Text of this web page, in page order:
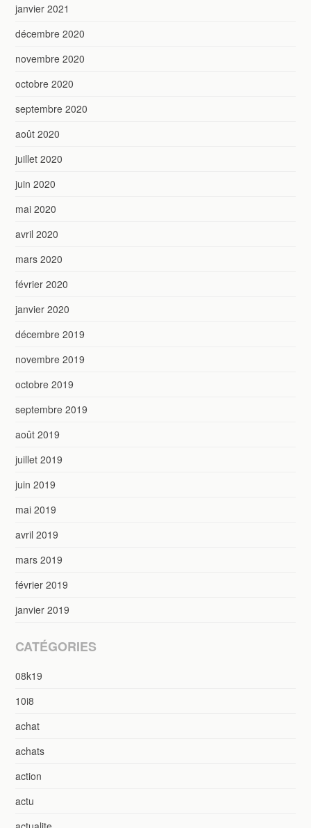
janvier 2021
décembre 2020
novembre 2020
octobre 2020
septembre 2020
août 2020
juillet 2020
juin 2020
mai 2020
avril 2020
mars 2020
février 2020
janvier 2020
décembre 2019
novembre 2019
octobre 2019
septembre 2019
août 2019
juillet 2019
juin 2019
mai 2019
avril 2019
mars 2019
février 2019
janvier 2019
CATÉGORIES
08k19
10i8
achat
achats
action
actu